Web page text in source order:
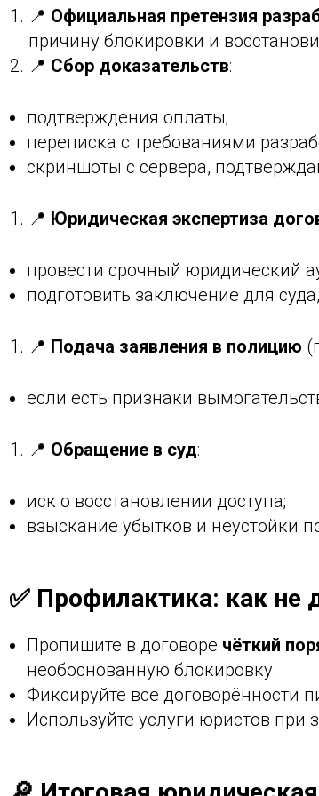
📍 Официальная претензия
причину блокировки и
📍 Сбор доказательств:
подтверждения оплаты;
переписка с требованиями
скриншоты с сервера,
📍 Юридическая экспертиза
провести срочный юридический
подготовить заключение для
📍 Подача заявления в полицию
если есть признаки
📍 Обращение в суд:
иск о восстановлении доступа;
взыскание убытков и неустойки
✅ Профилактика: как не
Пропишите в договоре чёткий
необоснованную блокировку.
Фиксируйте все договорённости
Используйте услуги юристов при